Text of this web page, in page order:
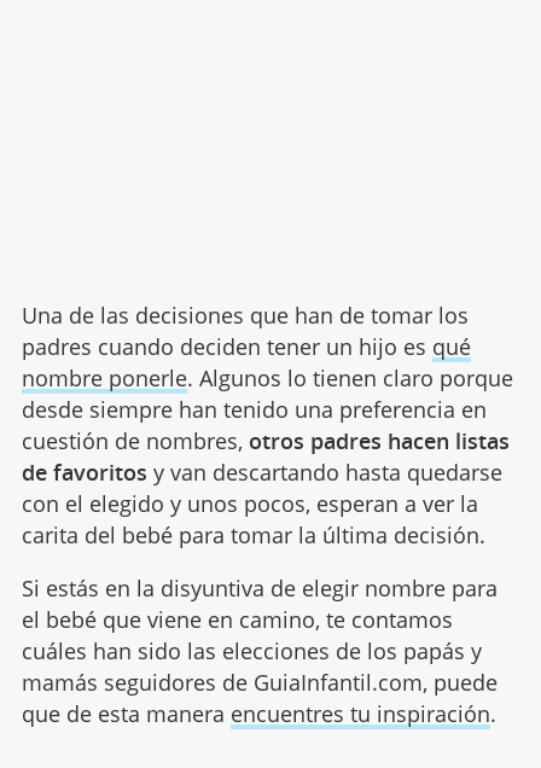
Una de las decisiones que han de tomar los
padres cuando deciden tener un hijo es qué
nombre ponerle. Algunos lo tienen claro porque
desde siempre han tenido una preferencia en
cuestión de nombres, otros padres hacen listas
de favoritos y van descartando hasta quedarse
con el elegido y unos pocos, esperan a ver la
carita del bebé para tomar la última decisión.
Si estás en la disyuntiva de elegir nombre para
el bebé que viene en camino, te contamos
cuáles han sido las elecciones de los papás y
mamás seguidores de GuiaInfantil.com, puede
que de esta manera encuentres tu inspiración.